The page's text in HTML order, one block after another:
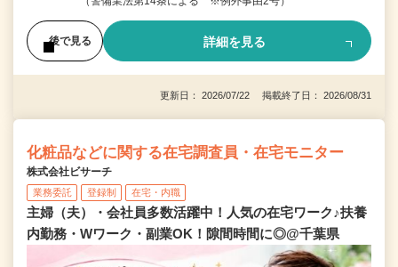
後で見る 詳細を見る
更新日： 2026/07/22 掲載終了日： 2026/08/31
化粧品などに関する在宅調査員・在宅モニター
株式会社ビサーチ
業務委託 登録制 在宅・内職
主婦（夫）・会社員多数活躍中！人気の在宅ワーク♪扶養
内勤務・Wワーク・副業OK！隙間時間に◎@千葉県